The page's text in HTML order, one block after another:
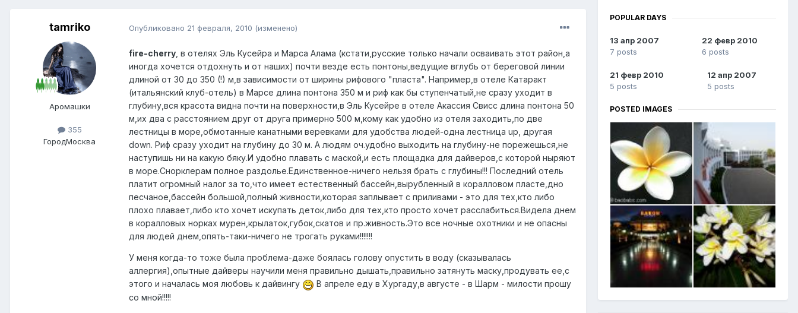
tamriko
Аромашки
355
ГородМосква
Опубликовано 21 февраля, 2010 (изменено)
fire-cherry , в отелях Эль Кусейра и Марса Алама (кстати,русские только начали осваивать этот район,а
иногда хочется отдохнуть и от наших) почти везде есть понтоны,ведущие вглубь от береговой линии
длиной от 30 до 350 (!) м,в зависимости от ширины рифового "пласта". Например,в отеле Катаракт
(итальянский клуб-отель) в Марсе длина понтона 350 м и риф как бы ступенчатый,не сразу уходит в
глубину,вся красота видна почти на поверхности,в Эль Кусейре в отеле Акассия Свисс длина понтона 50
м,их два с расстоянием друг от друга примерно 500 м,кому как удобно из отеля заходить,по две
лестницы в море,обмотанные канатными веревками для удобства людей-одна лестница up, другая
down. Риф сразу уходит на глубину до 30 м. А людям оч.удобно выходить на глубину-не порежешься,не
наступишь ни на какую бяку.И удобно плавать с маской,и есть площадка для дайверов,с которой ныряют
в море.Снорклерам полное раздолье.Единственное-ничего нельзя брать с глубины!!! Последний отель
платит огромный налог за то,что имеет естественный бассейн,вырубленный в коралловом пласте,дно
песчаное,бассейн большой,полный живности,которая заплывает с приливами - это для тех,кто либо
плохо плавает,либо кто хочет искупать деток,либо для тех,кто просто хочет расслабиться.Видела днем
в коралловых норках мурен,крылаток,губок,скатов и пр.живность.Это все ночные охотники и не опасны
для людей днем,опять-таки-ничего не трогать руками!!!!!!!
У меня когда-то тоже была проблема-даже боялась голову опустить в воду (сказывалась
аллергия),опытные дайверы научили меня правильно дышать,правильно затянуть маску,продувать ее,с
этого и началась моя любовь к дайвингу
В апреле еду в Хургаду,в августе - в Шарм - милости прошу
со мной!!!!!
POPULAR DAYS
13 апр 2007
7 posts
22 февр 2010
6 posts
21 февр 2010
5 posts
12 апр 2007
5 posts
POSTED IMAGES